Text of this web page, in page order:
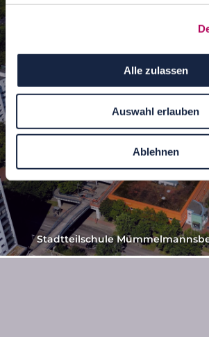
Alle zulassen
Auswahl erlauben
Ablehnen
Stadtteilschule